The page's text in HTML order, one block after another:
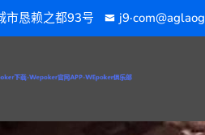
市恳赖之都93号